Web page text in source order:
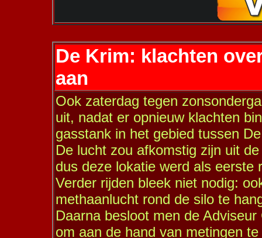
De Krim: klachten
aan
Ook zaterdag tegen
uit, nadat er opnieuw klachten
gasstank in het gebied tussen
De lucht zou afkomstig zijn uit
dus deze lokatie werd als eerste
Verder rijden bleek niet nodig:
methaanlucht rond de silo te
Daarna besloot men de
om aan de hand van metingen